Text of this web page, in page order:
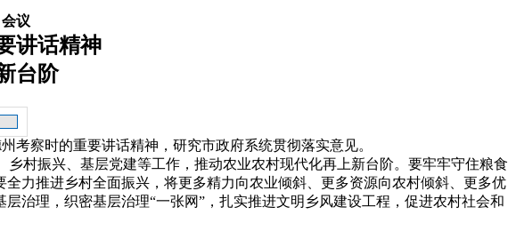
议
讲话精神
台阶
考察时的重要讲话精神，研究市政府系统贯彻落实意见。
村振兴、基层党建等工作，推动农业农村现代化再上新台阶。要牢牢守住粮食
全力推进乡村全面振兴，将更多精力向农业倾斜、更多资源向农村倾斜、更多优
层治理，织密基层治理“一张网” ，扎实推进文明乡风建设工程，促进农村社会和